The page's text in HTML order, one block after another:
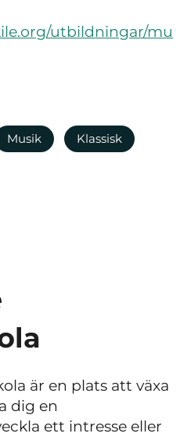
utbildningar/mu
Musik Klassisk
är en plats att växa
dig en
ett intresse eller